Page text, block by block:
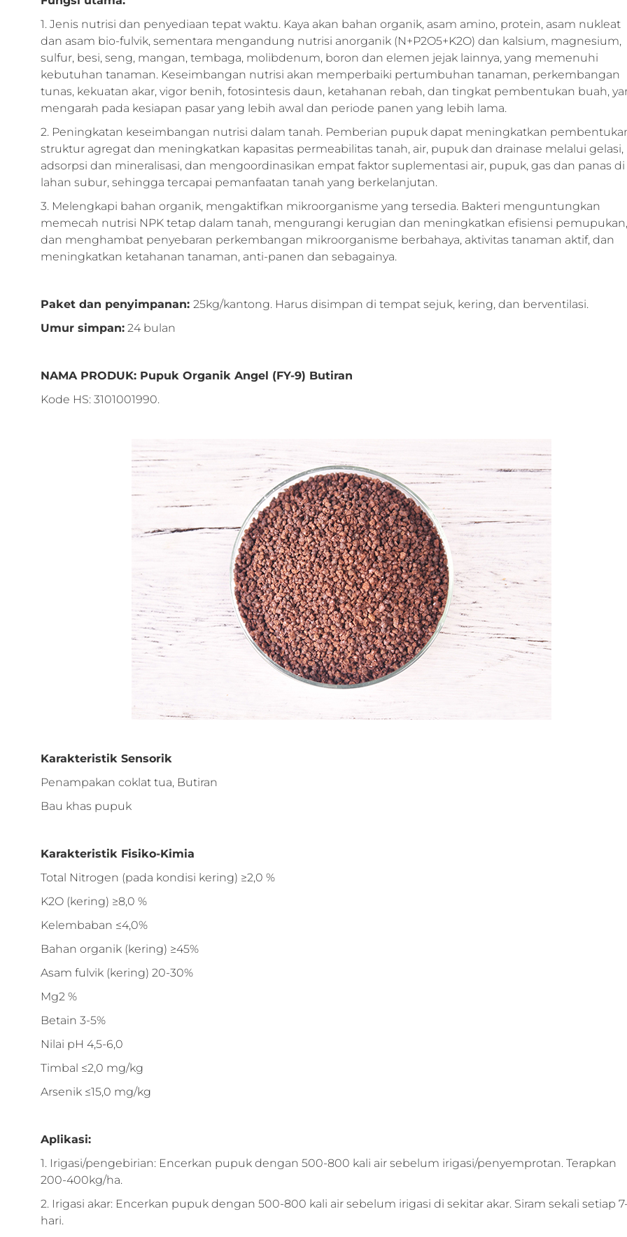
1. Jenis nutrisi dan penyediaan tepat waktu. Kaya akan bahan organik, asam amino, protein, asam nukleat
dan asam bio-fulvik, sementara mengandung nutrisi anorganik (N+P2O5+K2O) dan kalsium, magnesium,
sulfur, besi, seng, mangan, tembaga, molibdenum, boron dan elemen jejak lainnya, yang memenuhi
kebutuhan tanaman. Keseimbangan nutrisi akan memperbaiki pertumbuhan tanaman, perkembangan
tunas, kekuatan akar, vigor benih, fotosintesis daun, ketahanan rebah, dan tingkat pembentukan buah,
mengarah pada kesiapan pasar yang lebih awal dan periode panen yang lebih lama.
2. Peningkatan keseimbangan nutrisi dalam tanah. Pemberian pupuk dapat meningkatkan
struktur agregat dan meningkatkan kapasitas permeabilitas tanah, air, pupuk dan drainase melalui gelasi,
adsorpsi dan mineralisasi, dan mengoordinasikan empat faktor suplementasi air, pupuk, gas dan panas di
lahan subur, sehingga tercapai pemanfaatan tanah yang berkelanjutan.
3. Melengkapi bahan organik, mengaktifkan mikroorganisme yang tersedia. Bakteri menguntungkan
memecah nutrisi NPK tetap dalam tanah, mengurangi kerugian dan meningkatkan efisiensi pemupukan,
dan menghambat penyebaran perkembangan mikroorganisme berbahaya, aktivitas tanaman aktif, dan
meningkatkan ketahanan tanaman, anti-panen dan sebagainya.
Paket dan penyimpanan: 25kg/kantong. Harus disimpan di tempat sejuk, kering, dan berventilasi.
Umur simpan: 24 bulan
NAMA PRODUK: Pupuk Organik Angel (FY-9) Butiran
Kode HS: 3101001990.
Karakteristik Sensorik
Penampakan coklat tua, Butiran
Bau khas pupuk
Karakteristik Fisiko-Kimia
Total Nitrogen (pada kondisi kering) ≥2,0 %
K2O (kering) ≥8,0 %
Kelembaban ≤4,0%
Bahan organik (kering) ≥45%
Asam fulvik (kering) 20-30%
Mg2 %
Betain 3-5%
Nilai pH 4,5-6,0
Timbal ≤2,0 mg/kg
Arsenik ≤15,0 mg/kg
Aplikasi:
1. Irigasi/pengebirian: Encerkan pupuk dengan 500-800 kali air sebelum irigasi/penyemprotan. Terapkan
200-400kg/ha.
2. Irigasi akar: Encerkan pupuk dengan 500-800 kali air sebelum irigasi di sekitar akar. Siram sekali setiap
hari.